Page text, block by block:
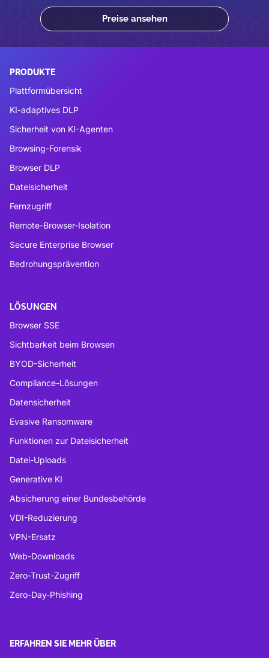
Preise ansehen
PRODUKTE
Plattformübersicht
KI-adaptives DLP
Sicherheit von KI-Agenten
Browsing-Forensik
Browser DLP
Dateisicherheit
Fernzugriff
Remote-Browser-Isolation
Secure Enterprise Browser
Bedrohungsprävention
LÖSUNGEN
Browser SSE
Sichtbarkeit beim Browsen
BYOD-Sicherheit
Compliance-Lösungen
Datensicherheit
Evasive Ransomware
Funktionen zur Dateisicherheit
Datei-Uploads
Generative KI
Absicherung einer Bundesbehörde
VDI-Reduzierung
VPN-Ersatz
Web-Downloads
Zero-Trust-Zugriff
Zero-Day-Phishing
ERFAHREN SIE MEHR ÜBER